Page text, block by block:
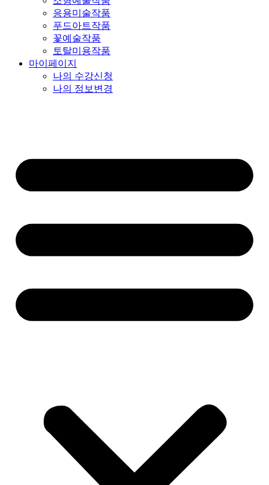
응용미술작품
푸드아트작품
꽃예술작품
토탈미용작품
마이페이지
나의 수강신청
나의 정보변경